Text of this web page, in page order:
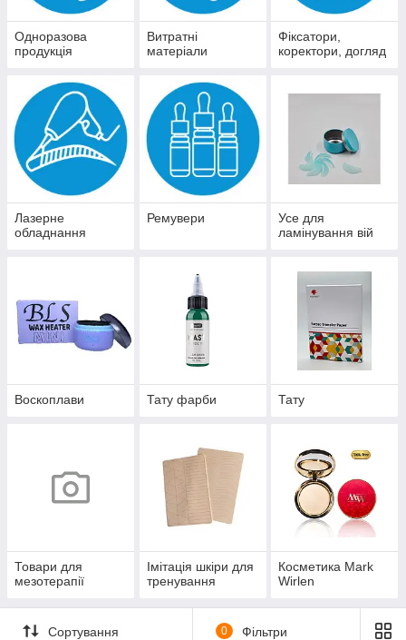
Одноразова
продукція
Витратні
матеріали
Фіксатори,
коректори, догляд
Лазерне
обладнання
Ремувери
Усе для
ламінування вій
Воскоплави Тату фарби Тату
Товари для
мезотерапії
Імітація шкіри для
тренування
Косметика Mark
Wirlen
Сортування 0 Фільтри